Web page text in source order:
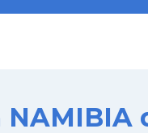
NAMIBIA